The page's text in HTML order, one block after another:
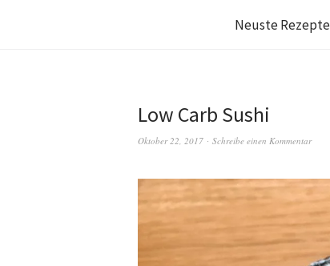
Neuste Rezepte
Low Carb Sushi
Oktober 22, 2017 Schreibe einen Kommentar